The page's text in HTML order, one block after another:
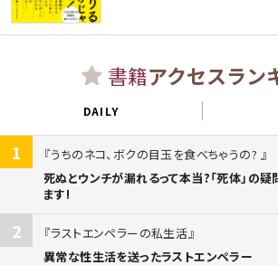
書籍アクセスラン
DAILY
1
うちのネコ、ボクの目玉を食べちゃうの?
死ぬとウンチが漏れるって本当?「死体」の
ます!
2
ラストエンペラーの私生活
異常な性生活を送ったラストエンペラー